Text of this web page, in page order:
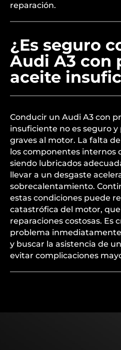
reparación.
¿Es seguro
Audi A3 con
aceite
Conducir un Audi A3 con
insuficiente no es seguro
graves al motor. La falta
los componentes internos
siendo lubricados
llevar a un desgaste
sobrecalentamiento.
estas condiciones puede
catastrófica del motor,
reparaciones costosas. Es
problema
y buscar la asistencia de
evitar complicaciones